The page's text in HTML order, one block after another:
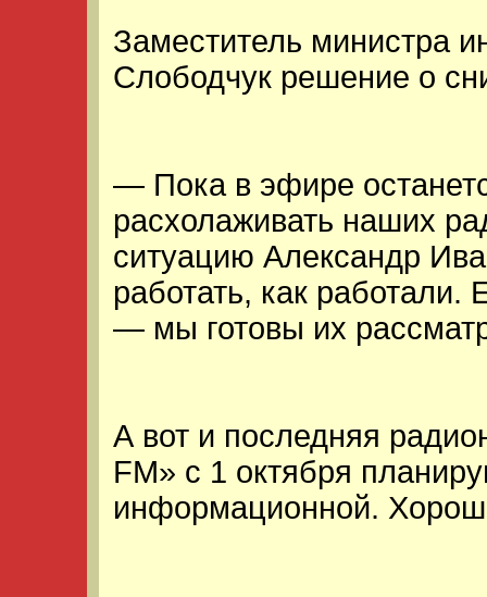
Заместитель министра
Слободчук решение о
— Пока в эфире
расхолаживать наших
ситуацию Александр
работать, как работали.
— мы готовы их
А вот и последняя
FM» с 1 октября
информационной.